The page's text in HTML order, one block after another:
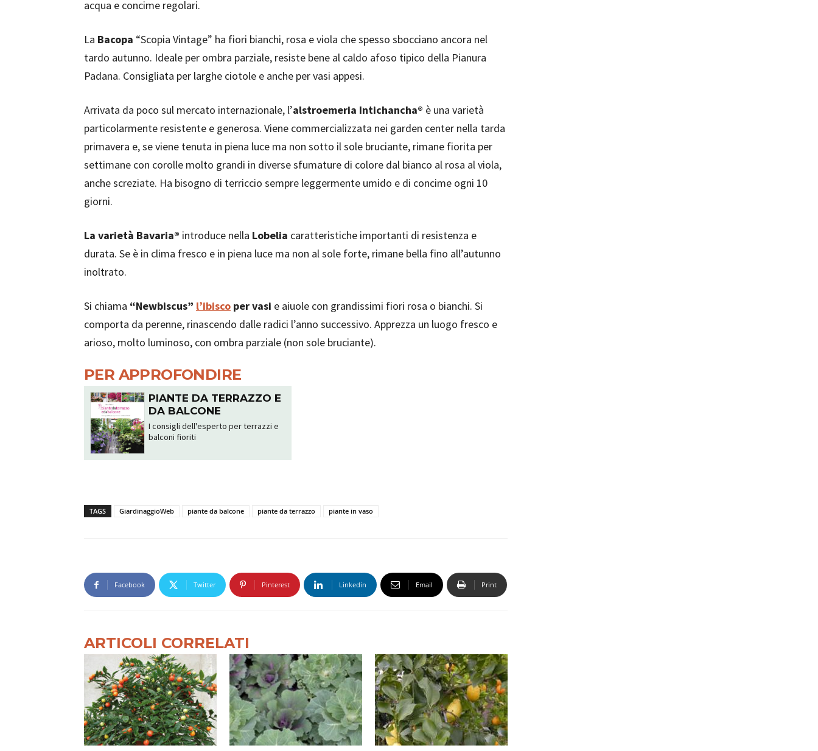
acqua e concime regolari.
La Bacopa “Scopia Vintage” ha fiori bianchi, rosa e viola che spesso sbocciano ancora nel
tardo autunno. Ideale per ombra parziale, resiste bene al caldo afoso tipico della Pianura
Padana. Consigliata per larghe ciotole e anche per vasi appesi.
Arrivata da poco sul mercato internazionale, l’alstroemeria Intichancha® è una varietà
particolarmente resistente e generosa. Viene commercializzata nei garden center nella tarda
primavera e, se viene tenuta in piena luce ma non sotto il sole bruciante, rimane fiorita per
settimane con corolle molto grandi in diverse sfumature di colore dal bianco al rosa al viola,
anche screziate. Ha bisogno di terriccio sempre leggermente umido e di concime ogni 10
giorni.
La varietà Bavaria® introduce nella Lobelia caratteristiche importanti di resistenza e
durata. Se è in clima fresco e in piena luce ma non al sole forte, rimane bella fino all’autunno
inoltrato.
Si chiama “Newbiscus” l’ibisco per vasi e aiuole con grandissimi fiori rosa o bianchi. Si
comporta da perenne, rinascendo dalle radici l’anno successivo. Apprezza un luogo fresco e
arioso, molto luminoso, con ombra parziale (non sole bruciante).
PER APPROFONDIRE
PIANTE DA TERRAZZO E
DA BALCONE
I consigli dell'esperto per terrazzi e
balconi fioriti
TAGS GiardinaggioWeb piante da balcone piante da terrazzo piante in vaso
Facebook Twitter Pinterest Linkedin Email Print
ARTICOLI CORRELATI